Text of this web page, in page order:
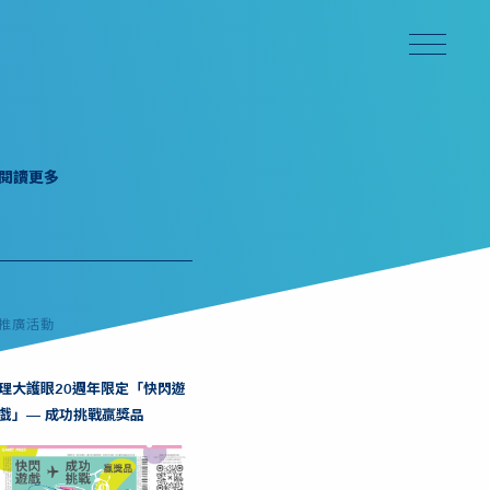
讀更多
廣活動
大護眼20週年限定「快閃遊
」— 成功挑戰贏獎品